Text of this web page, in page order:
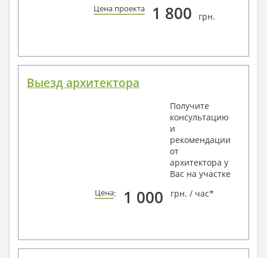
Цена проекта 1 800 грн.
Выезд архитектора
Получите
консультацию
и
рекомендации
от
архитектора у
Вас на участке
Цена: 1 000 грн. / час*